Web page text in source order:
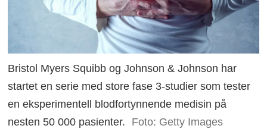
Bristol Myers Squibb og Johnson & Johnson har
startet en serie med store fase 3-studier som tester
en eksperimentell blodfortynnende medisin på
nesten 50 000 pasienter.
Foto: Getty Images